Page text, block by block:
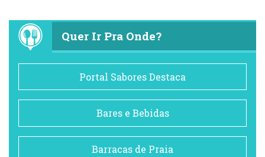
Quer Ir Pra Onde?
Portal Sabores Destaca
Bares e Bebidas
Barracas de Praia